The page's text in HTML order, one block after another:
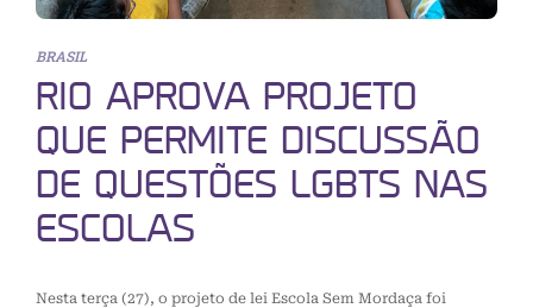
BRASIL
RIO APROVA PROJETO
QUE PERMITE DISCUSSÃO
DE QUESTÕES LGBTS NAS
ESCOLAS
Nesta terça (27), o projeto de lei Escola Sem Mordaça foi